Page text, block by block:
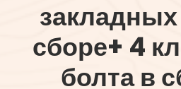
сборе+ 4
болта в